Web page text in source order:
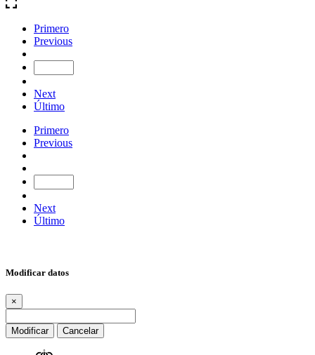
Primero
Previous
Next
Último
Primero
Previous
Next
Último
Modificar datos
×
Modificar Cancelar